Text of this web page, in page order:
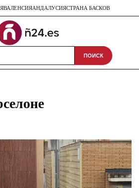
ВАЛЕНСИЯАНДАЛУСИЯСТРАНА БАСКОВ
ПОИСК